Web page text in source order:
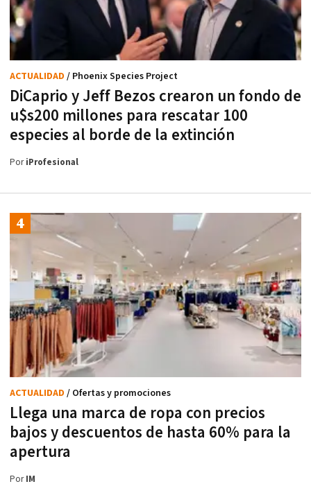
DiCaprio y Jeff Bezos crearon un fondo de
u$s200 millones para rescatar 100
especies al borde de la extinción
ACTUALIDAD / Phoenix Species Project
PoriProfesional
Llega una marca de ropa con precios
bajos y descuentos de hasta 60% para la
apertura
ACTUALIDAD / Ofertas y promociones
PorIM